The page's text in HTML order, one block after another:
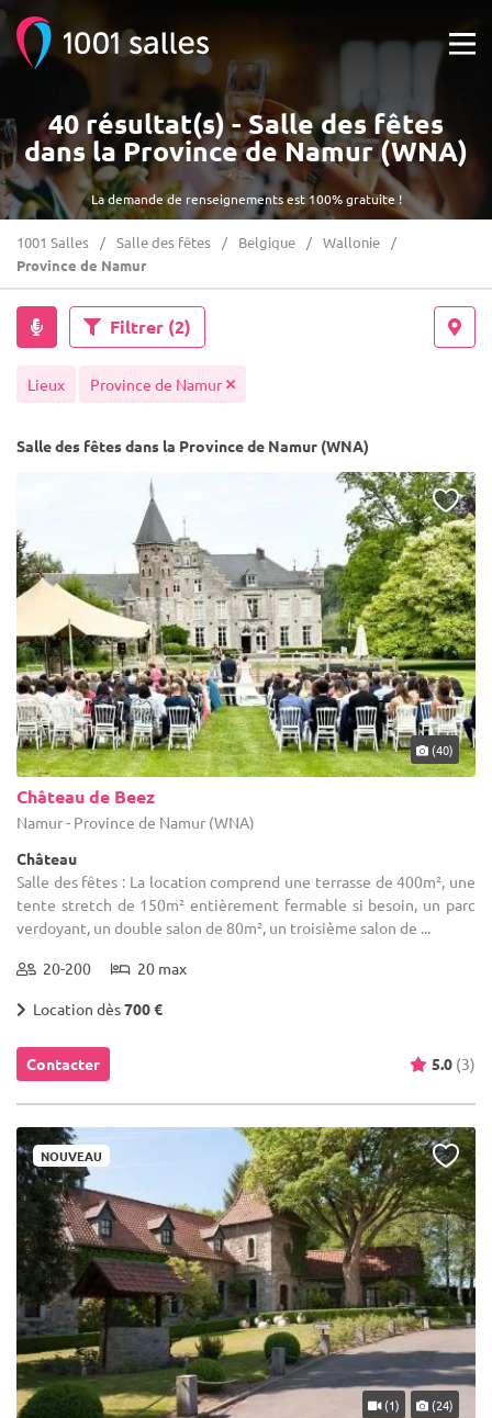
La demande de renseignements est 100% gratuite !
40 résultat(s) - Salle des fêtes
dans la Province de Namur (WNA)
1001 Salles Salle des fêtes Belgique
Wallonie
Province de Namur
Filtrer (2)
Lieux Province de Namur
Salle des fêtes dans la Province de Namur (WNA)
(40)
Château de Beez
Namur - Province de Namur (WNA)
Château
Salle des fêtes : La location comprend une terrasse de 400m², une
tente stretch de 150m² entièrement fermable si besoin, un parc
verdoyant, un double salon de 80m², un troisième salon de ...
20-200 20 max
Location dès700 €
Contacter 5.0 (3)
NOUVEAU
(1) (24)